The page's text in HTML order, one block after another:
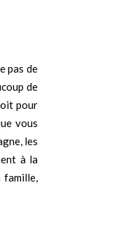
pas de
de
pour
vous
les
à la
famille,